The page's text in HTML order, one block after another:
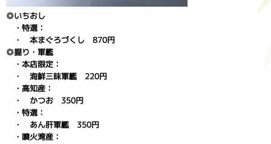
◎いちおし
・特選：
・ 本まぐろづくし 870円
◎握り・軍艦
・本店限定：
・ 海鮮三昧軍艦 220円
・高知産：
・ かつお 350円
・特選：
・ あん肝軍艦 350円
・噴火湾産：